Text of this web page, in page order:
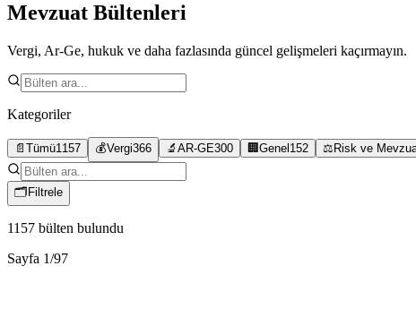
Mevzuat Bültenleri
Vergi, Ar-Ge, hukuk ve daha fazlasında güncel gelişmeleri kaçırmayın.
Kategoriler
📄 Tümü1157 💰Vergi366 🔬 AR-GE300 🏢 Genel 152 ⚖️ Risk ve
🗂 Filtrele
1157 bülten bulundu
Sayfa 1/97